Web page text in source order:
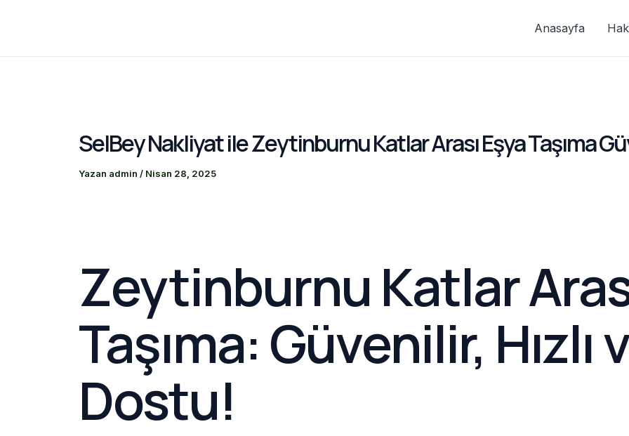
Anasayfa
SelBey Nakliyat ile Zeytinburnu Katlar Arası Eşya Taşıma
Yazan admin / Nisan 28, 2025
Zeytinburnu Katlar
Taşıma: Güvenilir, Hızlı
Dostu!